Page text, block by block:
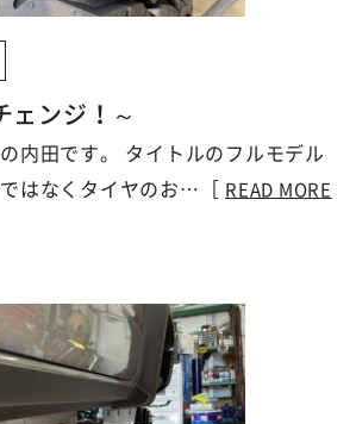
ェンジ！～
内田です。 タイトルのフルモデル
はなくタイヤのお…［
READ MORE